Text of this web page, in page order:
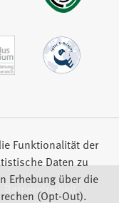
Barrierefreiheit
Funktionalität der
Daten zu
Erhebung über die
(Opt-Out).